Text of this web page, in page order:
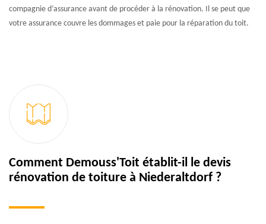
compagnie d’assurance avant de procéder à la rénovation. Il se peut que
votre assurance couvre les dommages et paie pour la réparation du toit.
Comment Demouss'Toit établit-il le devis
rénovation de toiture à Niederaltdorf ?